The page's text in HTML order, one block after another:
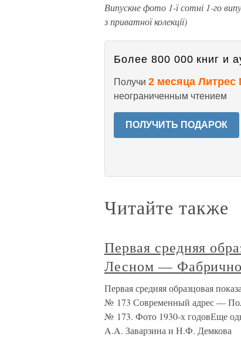
Випускне фото 1-ї сотні 1-го
з приватної колекції)
Более 800 000 книг и
Получи 2 месяца Литрес
неограниченным чтением
ПОЛУЧИТЬ ПОДАРОК
Читайте также
Первая средняя
Лесном —
Первая средняя образцовая
№ 173 Современный адрес —
№ 173. Фото 1930-х годовЕще
A.A. Заварзина и Н.Ф. Демкова